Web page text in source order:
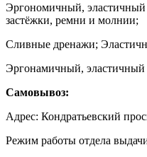
Эргономичный,
застёжки, ремни и молнии;
Сливные дренажи;
Эргонамичный,
Самовывоз:
Адрес: Кондратьевский
Режим работы отдела